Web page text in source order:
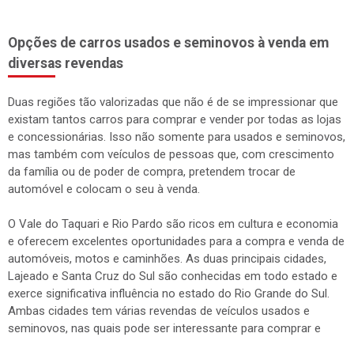
Opções de carros usados e seminovos à venda em
diversas revendas
Duas regiões tão valorizadas que não é de se impressionar que
existam tantos carros para comprar e vender por todas as lojas
e concessionárias. Isso não somente para usados e seminovos,
mas também com veículos de pessoas que, com crescimento
da família ou de poder de compra, pretendem trocar de
automóvel e colocam o seu à venda.
O Vale do Taquari e Rio Pardo são ricos em cultura e economia
e oferecem excelentes oportunidades para a compra e venda de
automóveis, motos e caminhões. As duas principais cidades,
Lajeado e Santa Cruz do Sul são conhecidas em todo estado e
exerce significativa influência no estado do Rio Grande do Sul.
Ambas cidades tem várias revendas de veículos usados e
seminovos, nas quais pode ser interessante para comprar e